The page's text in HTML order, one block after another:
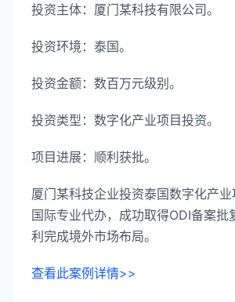
投资主体：厦门某科技有限公司。
投资环境：泰国。
投资金额：数百万元级别。
投资类型：数字化产业项目投资。
项目进展：顺利获批。
厦门某科技企业投资泰国数字化产
国际专业代办，成功取得ODI备案批
利完成境外市场布局。
查看此案例详情>>